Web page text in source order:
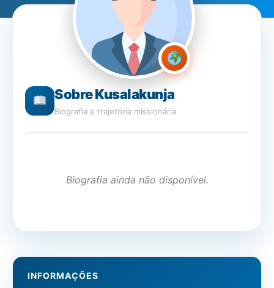
Sobre Kusalakunja
Biografia e trajetória missionária
Biografia ainda não disponível.
INFORMAÇÕES